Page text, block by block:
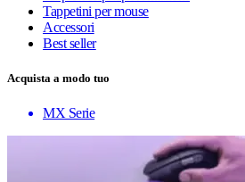
Tappetini per mouse
Accessori
Best seller
Acquista a modo tuo
MX Serie